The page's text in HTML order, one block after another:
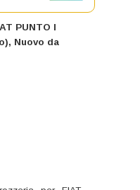
PUNTO I
Nuovo da